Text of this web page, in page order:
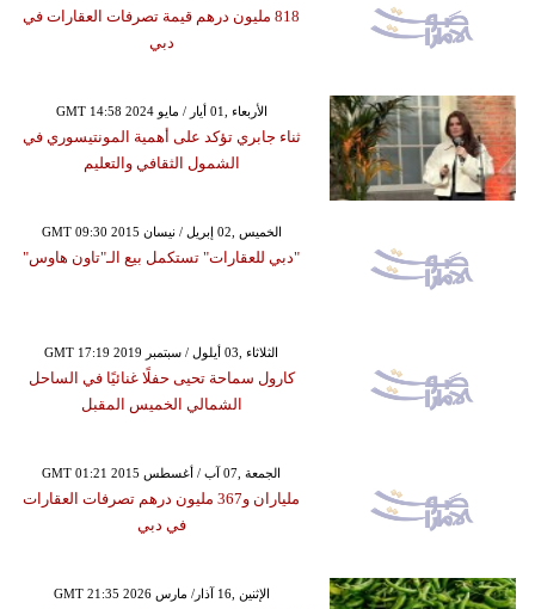
818 مليون درهم قيمة تصرفات العقارات في
دبي
GMT 14:58 2024 الأربعاء ,01 أيار / مايو
ثناء جابري تؤكد على أهمية المونتيسوري في
الشمول الثقافي والتعليم
GMT 09:30 2015 الخميس ,02 إبريل / نيسان
"دبي للعقارات" تستكمل بيع الـ"تاون هاوس"
GMT 17:19 2019 الثلاثاء ,03 أيلول / سبتمبر
كارول سماحة تحيى حفلًا غنائيًا في الساحل
الشمالي الخميس المقبل
GMT 01:21 2015 الجمعة ,07 آب / أغسطس
ملياران و367 مليون درهم تصرفات العقارات
في دبي
GMT 21:35 2026 الإثنين ,16 آذار/ مارس